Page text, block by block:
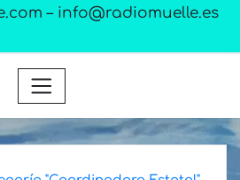
– info@radiomuelle.es